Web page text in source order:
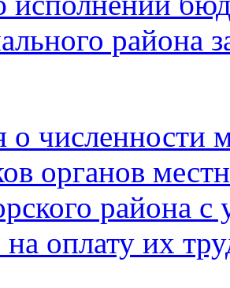
района
о
органов
района с
оплату их